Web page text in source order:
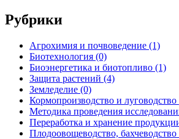
Рубрики
Агрохимия и почвоведение (1)
Биотехнология (0)
Биоэнергетика и биотопливо (1)
Защита растений (4)
Земледелие (0)
Кормопроизводство и луговодство
Методика проведения
Переработка и хранение
Плодоовощеводство,